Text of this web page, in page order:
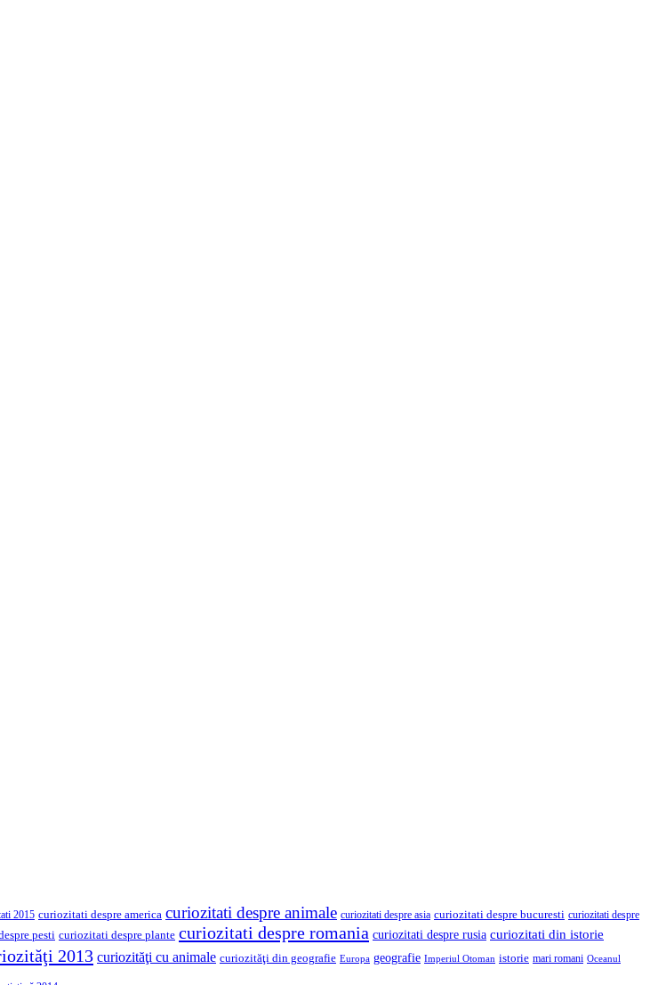
2015 curiozitati despre america curiozitati despre animale curiozitati despre asia curiozitati despre bucuresti curiozitati despre
pesti curiozitati despre plante curiozitati despre romania curiozitati despre rusia curiozitati din istorie
2013 curiozităţi cu animale curiozităţi din geografie Europa geografie Imperiul Otoman istorie mari romani Oceanul